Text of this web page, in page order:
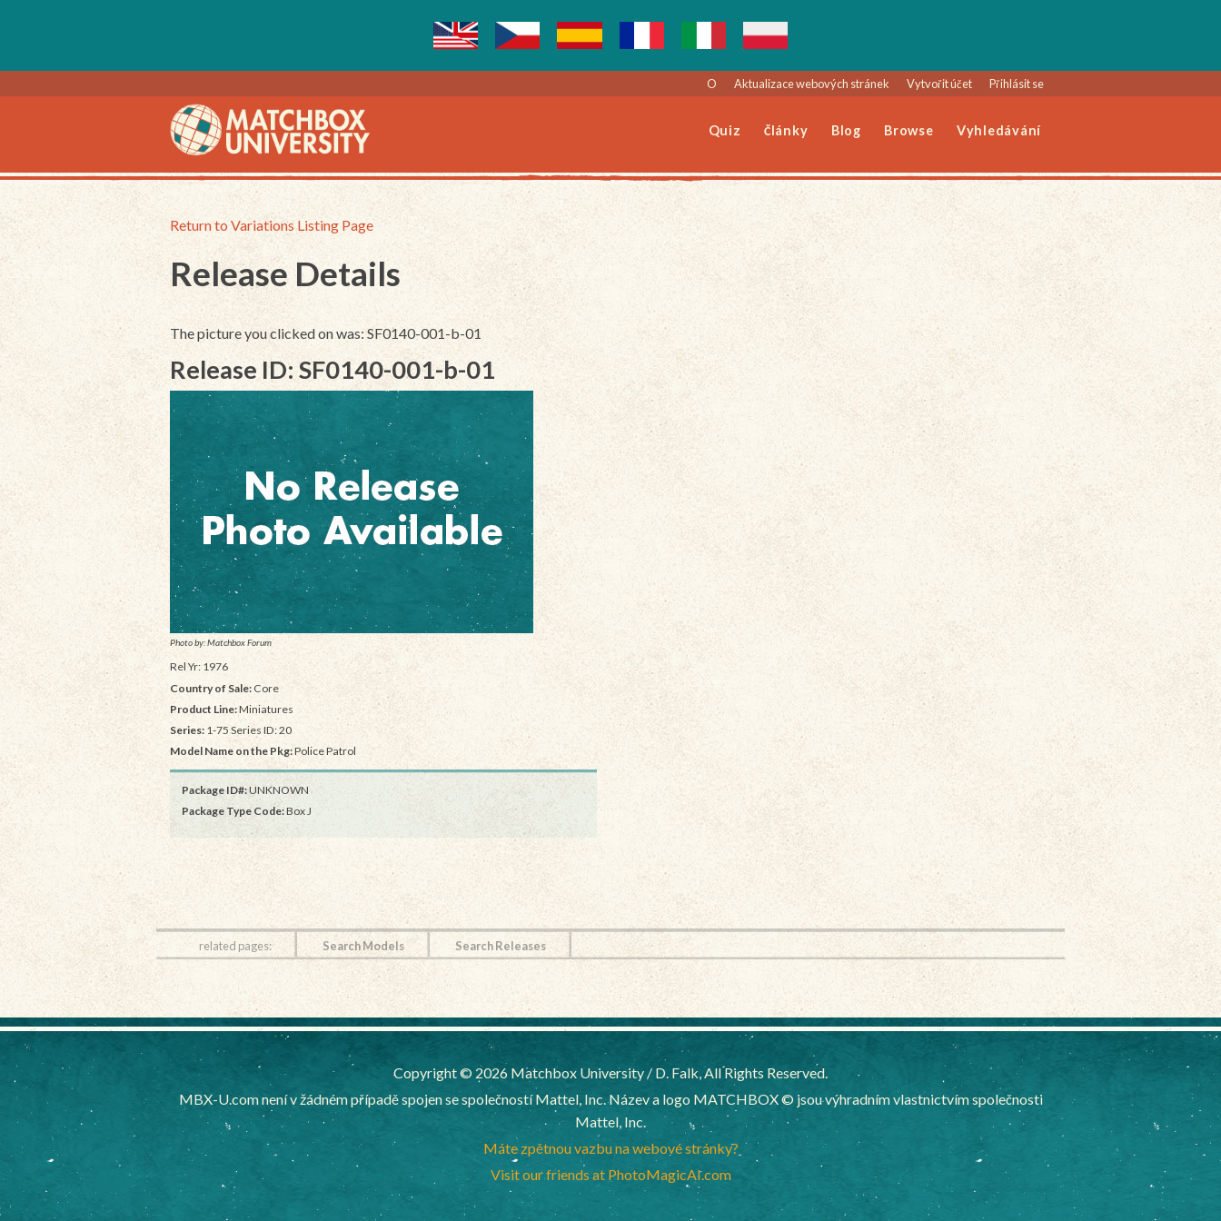
O Aktualizace webových stránek Vytvořit účet Přihlásit se
Quiz Články Blog Browse Vyhledávání
Return to Variations Listing Page
Release Details
The picture you clicked on was: SF0140-001-b-01
Release ID: SF0140-001-b-01
Photo by: Matchbox Forum
Rel Yr: 1976
Country of Sale: Core
Product Line:Miniatures
Series: 1-75 Series ID: 20
Model Name on the Pkg:Police Patrol
Package ID#:UNKNOWN
Package Type Code:Box J
related pages: Search Models Search Releases
Copyright © 2026 Matchbox University / D. Falk, All Rights Reserved.
MBX-U.com není v žádném případě spojen se společností Mattel, Inc. Název a logo MATCHBOX © jsou výhradním vlastnictvím společnosti
Mattel, Inc.
Máte zpětnou vazbu na webové stránky?
Visit our friends at PhotoMagicAI.com